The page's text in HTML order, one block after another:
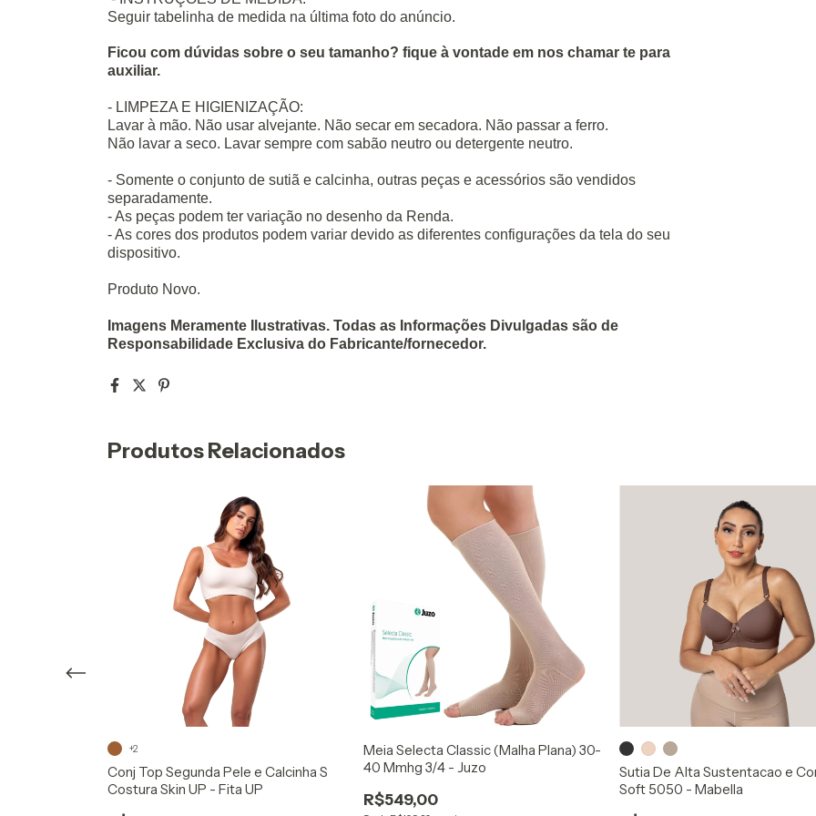
Seguir tabelinha de medida na última foto do anúncio.
Ficou com dúvidas sobre o seu tamanho? fique à vontade em nos chamar te para
auxiliar.
- LIMPEZA E HIGIENIZAÇÃO:
Lavar à mão. Não usar alvejante. Não secar em secadora. Não passar a ferro.
Não lavar a seco. Lavar sempre com sabão neutro ou detergente neutro.
- Somente o conjunto de sutiã e calcinha, outras peças e acessórios são vendidos
separadamente.
- As peças podem ter variação no desenho da Renda.
- As cores dos produtos podem variar devido as diferentes configurações da tela do seu
dispositivo.
Produto Novo.
Imagens Meramente Ilustrativas. Todas as Informações Divulgadas são de
Responsabilidade Exclusiva do Fabricante/fornecedor.
Produtos Relacionados
Conj Top Segunda Pele e Calcinha S
Costura Skin UP - Fita UP
+2
Meia Selecta Classic (Malha Plana) 30-
40 Mmhg 3/4 - Juzo
R$549,00
Sutia De Alta Sustentacao e
Soft 5050 - Mabella